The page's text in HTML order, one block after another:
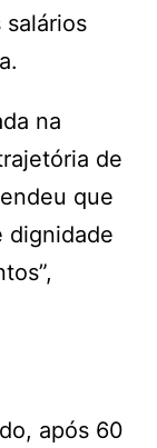
salários
na
de
que
dignidade
após 60